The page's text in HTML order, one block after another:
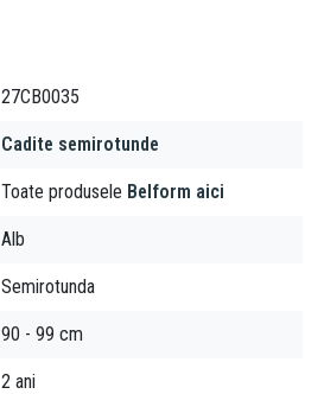
27CB0035
Cadite semirotunde
Toate produsele Belform aici
Alb
Semirotunda
90 - 99 cm
2 ani